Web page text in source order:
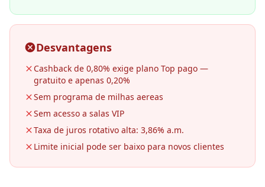
Desvantagens
Cashback de 0,80% exige plano Top pago —
gratuito e apenas 0,20%
Sem programa de milhas aereas
Sem acesso a salas VIP
Taxa de juros rotativo alta: 3,86% a.m.
Limite inicial pode ser baixo para novos clientes